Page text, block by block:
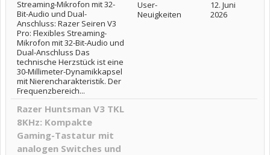
Streaming-Mikrofon mit 32-
Bit-Audio und Dual-
Anschluss: Razer Seiren V3
Pro: Flexibles Streaming-
Mikrofon mit 32-Bit-Audio und
Dual-Anschluss Das
technische Herzstück ist eine
30-Millimeter-Dynamikkapsel
mit Nierencharakteristik. Der
Frequenzbereich...
User-
Neuigkeiten
12. Juni
2026
Razer Huntsman V3 TKL
8KHz: Kompakte
Gaming-Tastatur mit
analogen Switches und